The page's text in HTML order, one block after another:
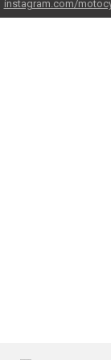
instagram.com/